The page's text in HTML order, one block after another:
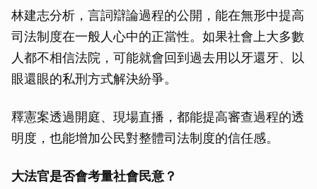
林建志分析，言詞辯論過程的公開，能在無形中提高
司法制度在一般人心中的正當性。如果社會上大多數
人都不相信法院，可能就會回到過去用以牙還牙、以
眼還眼的私刑方式解決紛爭。
釋憲案透過開庭、現場直播，都能提高審查過程的透
明度，也能增加公民對整體司法制度的信任感。
大法官是否會考量社會民意？